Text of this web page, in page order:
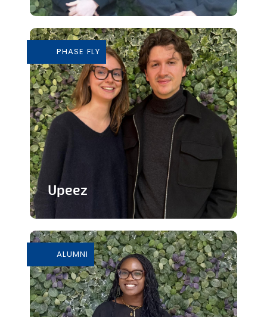
apprendre les mathématiques
En savoir plus
PHASE FLY
Upeez
grillons
En savoir plus
ALUMNI